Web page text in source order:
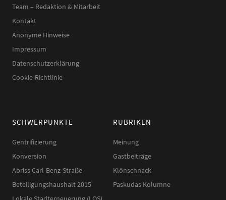
Team – Redaktion & Mitarbeit
Kontakt
Anonyme Hinweise
Impressum
Datenschutzerklärung
Cookie-Richtlinie
SCHWERPUNKTE
Gentrifizierung
Konversion
Abriss Carl-Benz-Straße
Beteiligungshaushalt 2015
RUBRIKEN
Meinung
Gastbeiträge
Klönschnack
Paskudas Kolumne